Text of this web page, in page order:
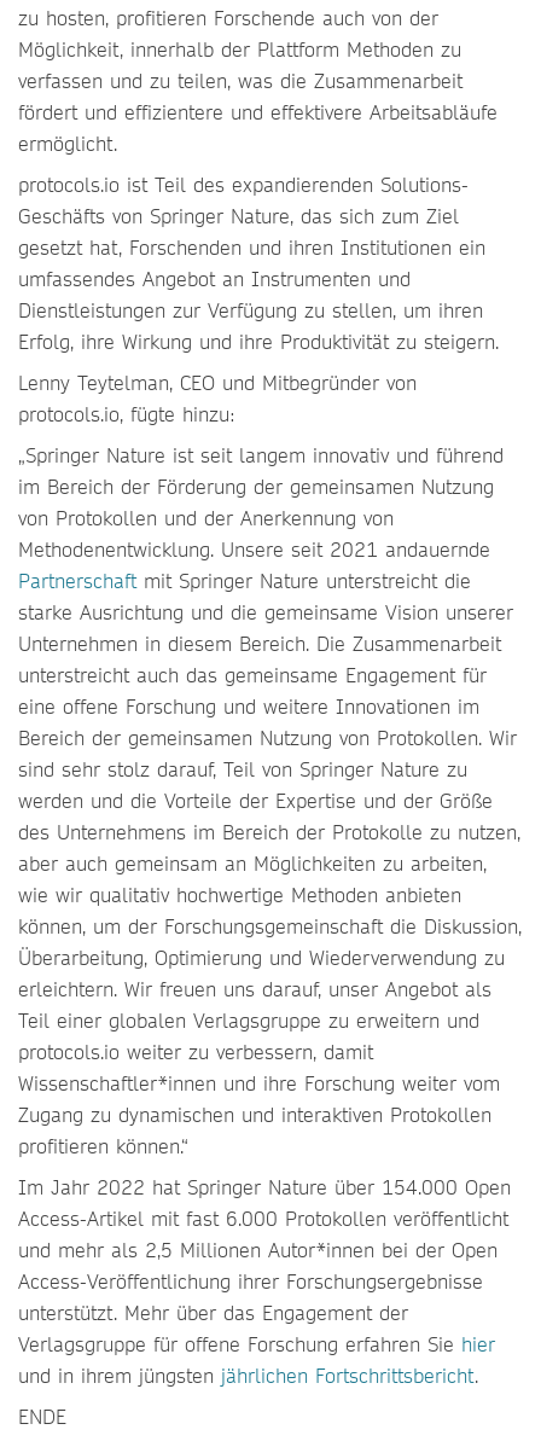
zu hosten, profitieren Forschende auch von der
Möglichkeit, innerhalb der Plattform Methoden zu
verfassen und zu teilen, was die Zusammenarbeit
fördert und effizientere und effektivere Arbeitsabläufe
ermöglicht.
protocols.io ist Teil des expandierenden Solutions-
Geschäfts von Springer Nature, das sich zum Ziel
gesetzt hat, Forschenden und ihren Institutionen ein
umfassendes Angebot an Instrumenten und
Dienstleistungen zur Verfügung zu stellen, um ihren
Erfolg, ihre Wirkung und ihre Produktivität zu steigern.
Lenny Teytelman, CEO und Mitbegründer von
protocols.io, fügte hinzu:
„Springer Nature ist seit langem innovativ und führend
im Bereich der Förderung der gemeinsamen Nutzung
von Protokollen und der Anerkennung von
Methodenentwicklung. Unsere seit 2021 andauernde
Partnerschaftmit Springer Nature unterstreicht die
starke Ausrichtung und die gemeinsame Vision unserer
Unternehmen in diesem Bereich. Die Zusammenarbeit
unterstreicht auch das gemeinsame Engagement für
eine offene Forschung und weitere Innovationen im
Bereich der gemeinsamen Nutzung von Protokollen. Wir
sind sehr stolz darauf, Teil von Springer Nature zu
werden und die Vorteile der Expertise und der Größe
des Unternehmens im Bereich der Protokolle zu nutzen,
aber auch gemeinsam an Möglichkeiten zu arbeiten,
wie wir qualitativ hochwertige Methoden anbieten
können, um der Forschungsgemeinschaft die Diskussion,
Überarbeitung, Optimierung und Wiederverwendung zu
erleichtern. Wir freuen uns darauf, unser Angebot als
Teil einer globalen Verlagsgruppe zu erweitern und
protocols.io weiter zu verbessern, damit
Wissenschaftler*innen und ihre Forschung weiter vom
Zugang zu dynamischen und interaktiven Protokollen
profitieren können.“
Im Jahr 2022 hat Springer Nature über 154.000 Open
Access-Artikel mit fast 6.000 Protokollen veröffentlicht
und mehr als 2,5 Millionen Autor*innen bei der Open
Access-Veröffentlichung ihrer Forschungsergebnisse
unterstützt. Mehr über das Engagement der
Verlagsgruppe für offene Forschung erfahren Sie hier
und in ihrem jüngsten jährlichen Fortschrittsbericht.
ENDE